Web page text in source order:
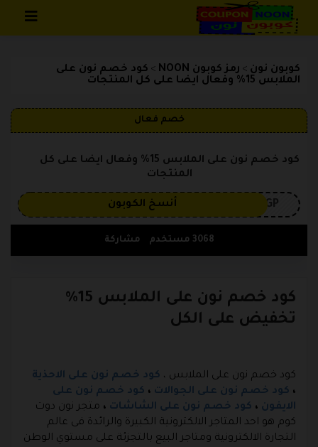
كوبون نون > رمز كوبون NOON > كود خصم نون على
الملابس 15% وفعال ايضا على كل المنتجات
خصم فعال
كود خصم نون على الملابس 15% وفعال ايضا على كل
المنتجات
3GP أنسخ الكوبون
3068 مستخدم مشاركة
كود خصم نون على الملابس 15%
تخفيض على الكل
كود خصم نون على الملابس ، كود خصم نون على الاحذية
، كود خصم نون على الجوالات ، كود خصم نون على
الايفون ، كود خصم نون على الشاشات ، متجر نون دوت
كوم هو احد المتاجر الالكترونية الكبيرة والرائدة فى عالم
التجارة الالكترونية ومتاجر البيع بالتجزئة على مستوي الوطن